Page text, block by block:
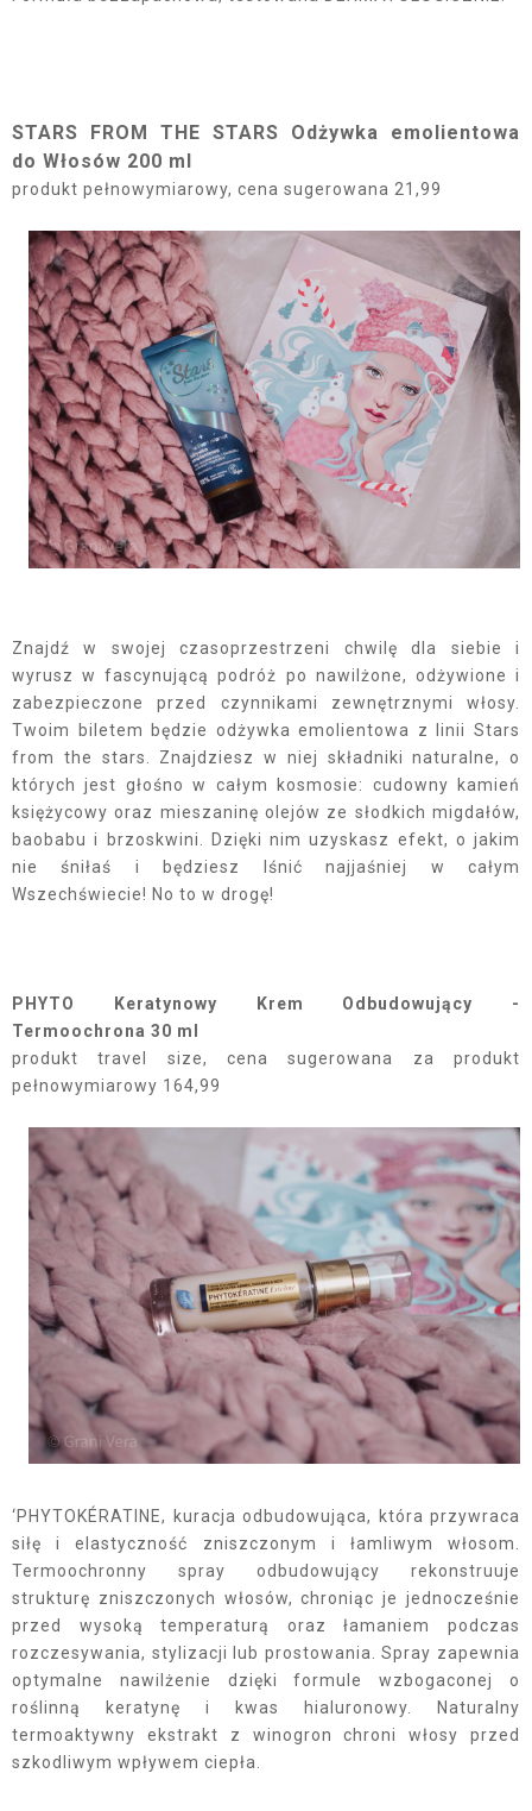
STARS FROM THE STARS Odżywka emolientowa
do Włosów 200 ml
produkt pełnowymiarowy, cena sugerowana 21,99
Znajdź w swojej czasoprzestrzeni chwilę dla siebie i
wyrusz w fascynującą podróż po nawilżone, odżywione i
zabezpieczone przed czynnikami zewnętrznymi włosy.
Twoim biletem będzie odżywka emolientowa z linii Stars
from the stars. Znajdziesz w niej składniki naturalne, o
których jest głośno w całym kosmosie: cudowny kamień
księżycowy oraz mieszaninę olejów ze słodkich migdałów,
baobabu i brzoskwini. Dzięki nim uzyskasz efekt, o jakim
nie śniłaś i będziesz lśnić najjaśniej w całym
Wszechświecie! No to w drogę!
PHYTO Keratynowy Krem Odbudowujący -
Termoochrona 30 ml
produkt travel size, cena sugerowana za produkt
pełnowymiarowy 164,99
‘PHYTOKÉRATINE, kuracja odbudowująca, która przywraca
siłę i elastyczność zniszczonym i łamliwym włosom.
Termoochronny spray odbudowujący rekonstruuje
strukturę zniszczonych włosów, chroniąc je jednocześnie
przed wysoką temperaturą oraz łamaniem podczas
rozczesywania, stylizacji lub prostowania. Spray zapewnia
optymalne nawilżenie dzięki formule wzbogaconej o
roślinną keratynę i kwas hialuronowy. Naturalny
termoaktywny ekstrakt z winogron chroni włosy przed
szkodliwym wpływem ciepła.